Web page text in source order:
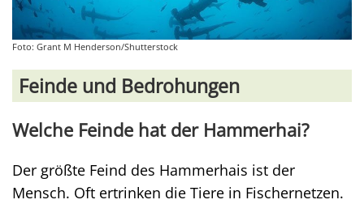
Foto: Grant M Henderson/Shutterstock
Feinde und Bedrohungen
Welche Feinde hat der Hammerhai?
Der größte Feind des Hammerhais ist der
Mensch. Oft ertrinken die Tiere in Fischernetzen.